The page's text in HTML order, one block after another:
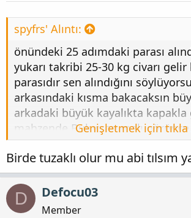
spyfrs' Alıntı:
önündeki 25 adımdaki parası
yukarı takribi 25-30 kg civarı
parasıdır sen alındığını
arkasındaki kısma bakacaksın
arkadaki büyük kayalıkta
mahzende Bulursan malı görünce
Genişletmek için tıkla
Birde tuzaklı olur mu abi tılsım
D Defocu03
Member